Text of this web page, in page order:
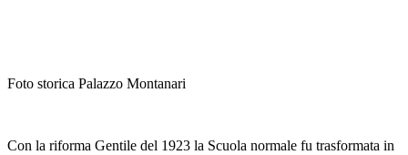
Foto storica Palazzo Montanari
Con la riforma Gentile del 1923 la Scuola normale fu trasformata in